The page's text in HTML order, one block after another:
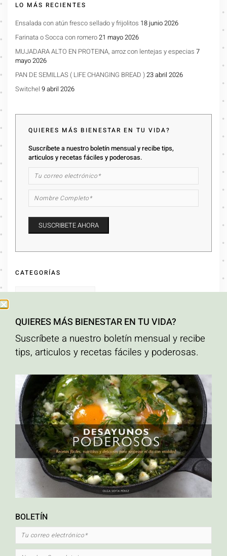
LO MÁS RECIENTES
Ensalada con atún fresco sellado y frijolitos 18 junio 2026
Farinata o Socca con romero21 mayo 2026
MUJADARA ALTO EN PROTEINA, arroz con lentejas y especias 7
mayo 2026
PAN DE SEMILLAS ( LIFE CHANGING BREAD )23 abril 2026
Switchel 9 abril 2026
QUIERES MÁS BIENESTAR EN TU VIDA?
Suscríbete a nuestro boletín mensual y recibe tips,
articulos y recetas fáciles y poderosas.
CATEGORÍAS
ARCHIVOS
ETIQUETAS
ahuyama Alto en proteína calabaza asada carrot cake crema hidratante para el
cuerpo hecha en casa Cripetas con caramelo crispetas desayuno Desayunos
altos en proteína Ensaladas libre de gluten natural orgánico Palomitas de maiz
con caramelo palomitas de maíz pastel de zanahoria pescado pescado en
papillote platos vegetarianos quinua recetas mexicanas
saludables recetas saludables con pescado Sin Glúten sopa tacos
tacos de pescado torta de zanahoria verduras zapallo asado
QUIERES MÁS BIENESTAR EN TU VIDA?
Suscríbete a nuestro boletín mensual y recibe
tips, articulos y recetas fáciles y poderosas.
BOLETÍN